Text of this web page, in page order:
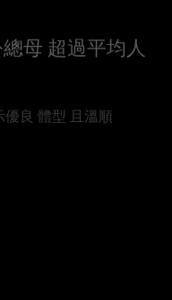
母 超過平均人
優良 體型 且溫順